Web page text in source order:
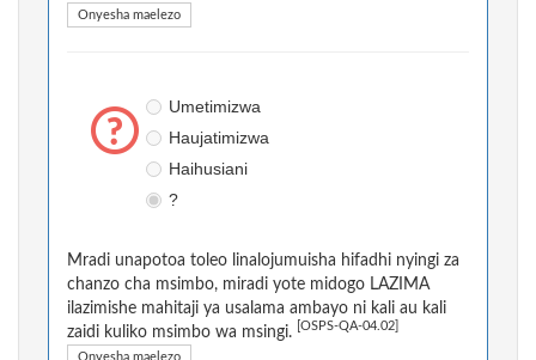
Onyesha maelezo
Umetimizwa
Haujatimizwa
Haihusiani
?
Mradi unapotoa toleo linalojumuisha hifadhi nyingi za
chanzo cha msimbo, miradi yote midogo LAZIMA
ilazimishe mahitaji ya usalama ambayo ni kali au kali
zaidi kuliko msimbo wa msingi.
[OSPS-QA-04.02]
Onyesha maelezo